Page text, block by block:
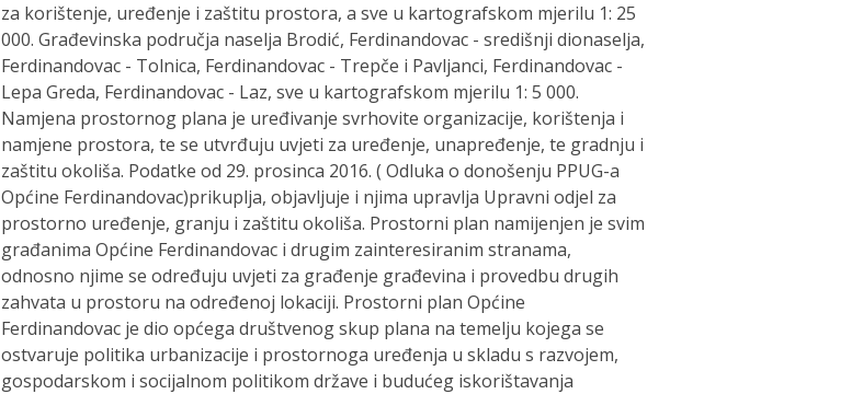
za korištenje, uređenje i zaštitu prostora, a sve u kartografskom mjerilu 1: 25
000. Građevinska područja naselja Brodić, Ferdinandovac - središnji dionaselja,
Ferdinandovac - Tolnica, Ferdinandovac - Trepče i Pavljanci, Ferdinandovac -
Lepa Greda, Ferdinandovac - Laz, sve u kartografskom mjerilu 1: 5 000.
Namjena prostornog plana je uređivanje svrhovite organizacije, korištenja i
namjene prostora, te se utvrđuju uvjeti za uređenje, unapređenje, te gradnju i
zaštitu okoliša. Podatke od 29. prosinca 2016. ( Odluka o donošenju PPUG-a
Općine Ferdinandovac)prikuplja, objavljuje i njima upravlja Upravni odjel za
prostorno uređenje, granju i zaštitu okoliša. Prostorni plan namijenjen je svim
građanima Općine Ferdinandovac i drugim zainteresiranim stranama,
odnosno njime se određuju uvjeti za građenje građevina i provedbu drugih
zahvata u prostoru na određenoj lokaciji. Prostorni plan Općine
Ferdinandovac je dio općega društvenog skup plana na temelju kojega se
ostvaruje politika urbanizacije i prostornoga uređenja u skladu s razvojem,
gospodarskom i socijalnom politikom države i budućeg iskorištavanja